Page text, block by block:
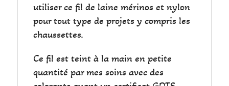
utiliser ce fil de laine mérinos et nylon
pour tout type de projets y compris les
chaussettes.
Ce fil est teint à la main en petite
quantité par mes soins avec des